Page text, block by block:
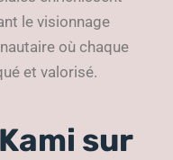
le visionnage
où chaque
et valorisé.
sur